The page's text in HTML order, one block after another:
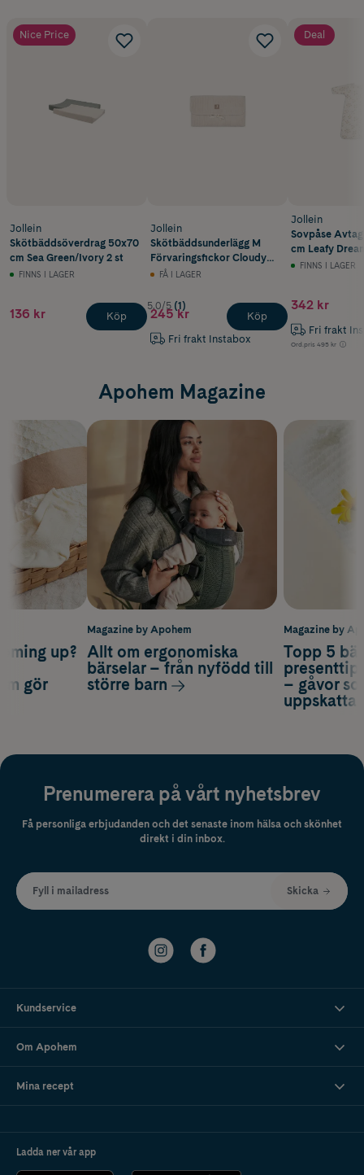
Nice Price
Jollein
Skötbäddsöverdrag 50x70
cm Sea Green/Ivory 2 st
FINNS I LAGER
136 kr Köp
Jollein
Skötbäddsunderlägg M
Förvaringsfickor Cloudy
Rib Oatmeal
FÅ I LAGER
5.0/5 (1)
245 kr
Fri frakt Instabox
Köp
Deal
Jollein
Sovpåse
cm Leafy
FINNS I LAGER
342 kr
Fri frakt
Ord.pris 495 kr
Apohem Magazine
Magazine by
Topp 5
– gåvor
up?
gör
Magazine by Apohem
Allt om ergonomiska
bärselar – från nyfödd till
större barn
Prenumerera på vårt nyhetsbrev
Få personliga erbjudanden och det senaste inom hälsa och skönhet
direkt i din inbox.
Fyll i mailadress Skicka
Kundservice
Om Apohem
Mina recept
Ladda ner vår app